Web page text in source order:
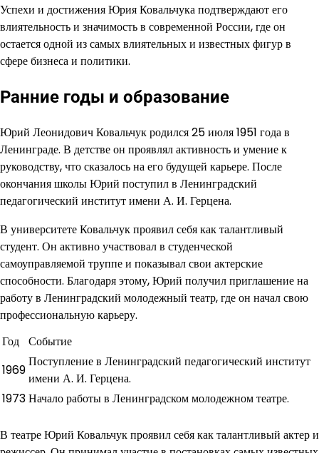
Успехи и достижения Юрия Ковальчука подтверждают его
влиятельность и значимость в современной России, где он
остается одной из самых влиятельных и известных фигур в
сфере бизнеса и политики.
Ранние годы и образование
Юрий Леонидович Ковальчук родился 25 июля 1951 года в
Ленинграде. В детстве он проявлял активность и умение к
руководству, что сказалось на его будущей карьере. После
окончания школы Юрий поступил в Ленинградский
педагогический институт имени А. И. Герцена.
В университете Ковальчук проявил себя как талантливый
студент. Он активно участвовал в студенческой
самоуправляемой труппе и показывал свои актерские
способности. Благодаря этому, Юрий получил приглашение на
работу в Ленинградский молодежный театр, где он начал свою
профессиональную карьеру.
Год Событие
1969
Поступление в Ленинградский педагогический институт
имени А. И. Герцена.
1973Начало работы в Ленинградском молодежном театре.
В театре Юрий Ковальчук проявил себя как талантливый актер и